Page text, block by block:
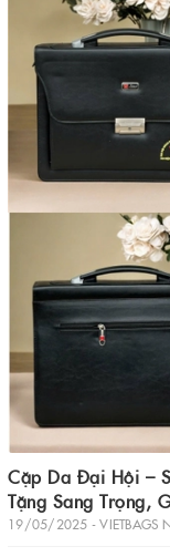
Cặp Da Đại Hội –
Tặng Sang Trọng,
19/05/2025 - VIETBAGS